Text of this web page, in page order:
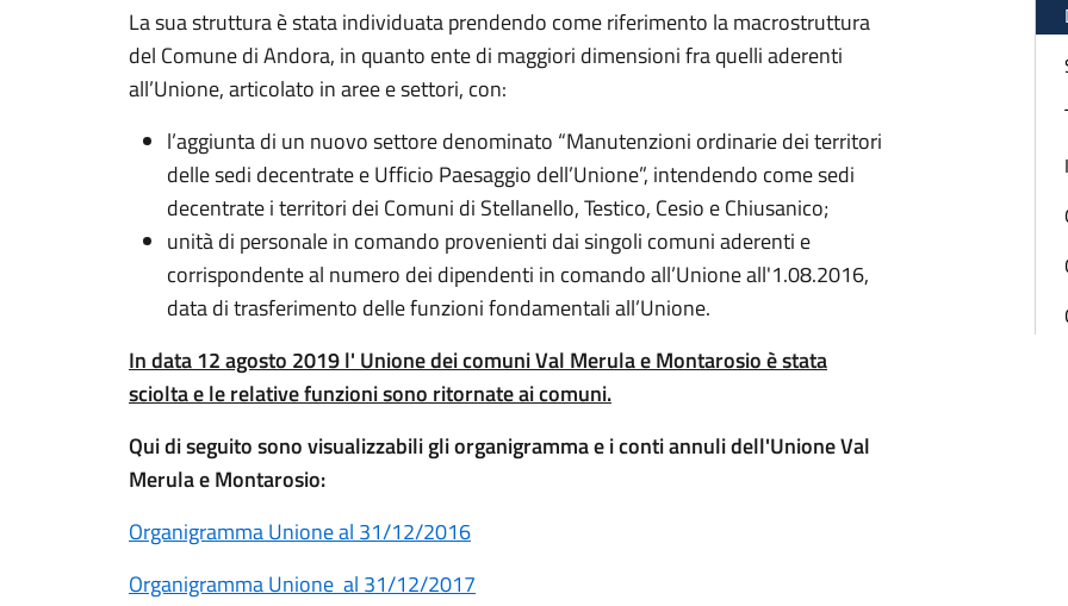
La sua struttura è stata individuata prendendo come riferimento la macrostruttura
del Comune di Andora, in quanto ente di maggiori dimensioni fra quelli aderenti
all’Unione, articolato in aree e settori, con:
l’aggiunta di un nuovo settore denominato “Manutenzioni ordinarie dei territori
delle sedi decentrate e Ufficio Paesaggio dell’Unione”, intendendo come sedi
decentrate i territori dei Comuni di Stellanello, Testico, Cesio e Chiusanico;
unità di personale in comando provenienti dai singoli comuni aderenti e
corrispondente al numero dei dipendenti in comando all’Unione all'1.08.2016,
data di trasferimento delle funzioni fondamentali all’Unione.
In data 12 agosto 2019 l' Unione dei comuni Val Merula e Montarosio è stata
sciolta e le relative funzioni sono ritornate ai comuni.
Qui di seguito sono visualizzabili gli organigramma e i conti annuli dell'Unione Val
Merula e Montarosio:
Organigramma Unione al 31/12/2016
Organigramma Unione al 31/12/2017